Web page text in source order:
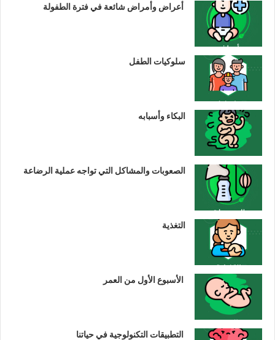
أعراض وأمراض شائعة في فترة الطفولة
سلوكيات الطفل
البكاء وأسبابه
الصعوبات والمشاكل التي تواجه عملية الرضاعة
التغذية
الأسبوع الأول من العمر
التطبيقات التكنولوجية في حياتنا